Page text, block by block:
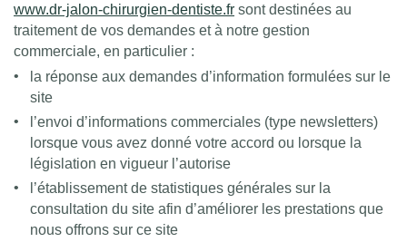
www.dr-jalon-chirurgien-dentiste.fr sont destinées au
traitement de vos demandes et à notre gestion
commerciale, en particulier :
la réponse aux demandes d’information formulées sur le
site
l’envoi d’informations commerciales (type newsletters)
lorsque vous avez donné votre accord ou lorsque la
législation en vigueur l’autorise
l’établissement de statistiques générales sur la
consultation du site afin d’améliorer les prestations que
nous offrons sur ce site